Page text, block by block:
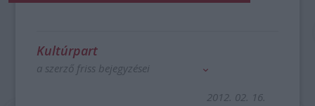
Kultúrpart
a szerző friss bejegyzései
2012. 02. 16.